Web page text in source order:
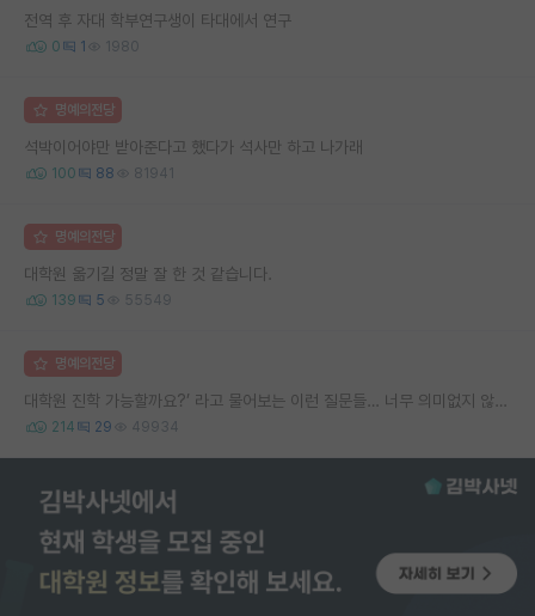
전역 후 자대 학부연구생이 타대에서 연구
0 1 1980
명예의전당
석박이어야만 받아준다고 했다가 석사만 하고 나가래
100 88 81941
명예의전당
대학원 옮기길 정말 잘 한 것 같습니다.
139 5 55549
명예의전당
대학원 진학 가능할까요?’ 라고 물어보는 이런 질문들… 너무 의미없지 않나요?
214 29 49934